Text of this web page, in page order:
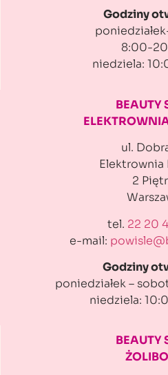
Godziny
8:00-
niedziela:
BEAUTY
ul.
Elektrownia
2
tel. 22 20
e-mail:
Godziny
poniedziałek –
niedziela:
BEAUTY